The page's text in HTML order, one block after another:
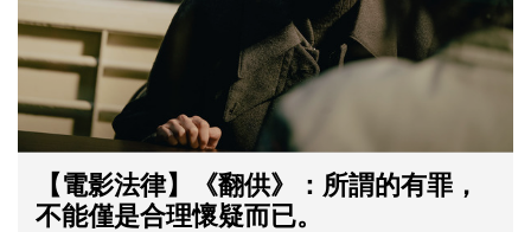
【電影法律】《翻供》：所謂的有罪，
不能僅是合理懷疑而已。